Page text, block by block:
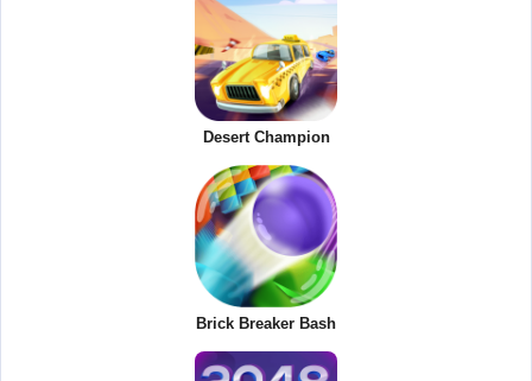
Desert Champion
Brick Breaker Bash